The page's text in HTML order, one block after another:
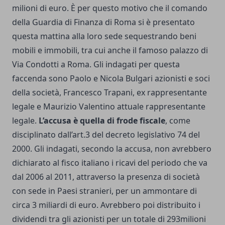
milioni di euro. È per questo motivo che il comando
della Guardia di Finanza di Roma si è presentato
questa mattina alla loro sede sequestrando beni
mobili e immobili, tra cui anche il famoso palazzo di
Via Condotti a Roma. Gli indagati per questa
faccenda sono Paolo e Nicola Bulgari azionisti e soci
della società, Francesco Trapani, ex rappresentante
legale e Maurizio Valentino attuale rappresentante
legale. L’accusa è quella di frode fiscale, come
disciplinato dall’art.3 del decreto legislativo 74 del
2000. Gli indagati, secondo la accusa, non avrebbero
dichiarato al fisco italiano i ricavi del periodo che va
dal 2006 al 2011, attraverso la presenza di società
con sede in Paesi stranieri, per un ammontare di
circa 3 miliardi di euro. Avrebbero poi distribuito i
dividendi tra gli azionisti per un totale di 293milioni